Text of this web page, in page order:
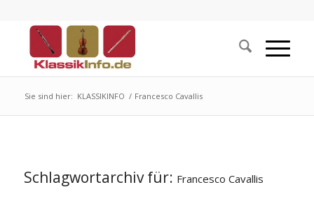
Sie sind hier: KLASSIKINFO / Francesco Cavallis
Schlagwortarchiv für: Francesco Cavallis